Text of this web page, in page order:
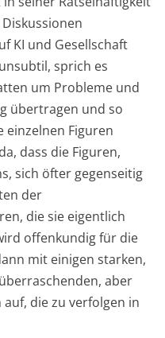
KI und Gesellschaft
sprich es
um Probleme und
übertragen und so
Figuren
dass die Figuren,
sich öfter gegenseitig
der
die sie eigentlich
offenkundig für die
mit einigen starken,
aber
die zu verfolgen in